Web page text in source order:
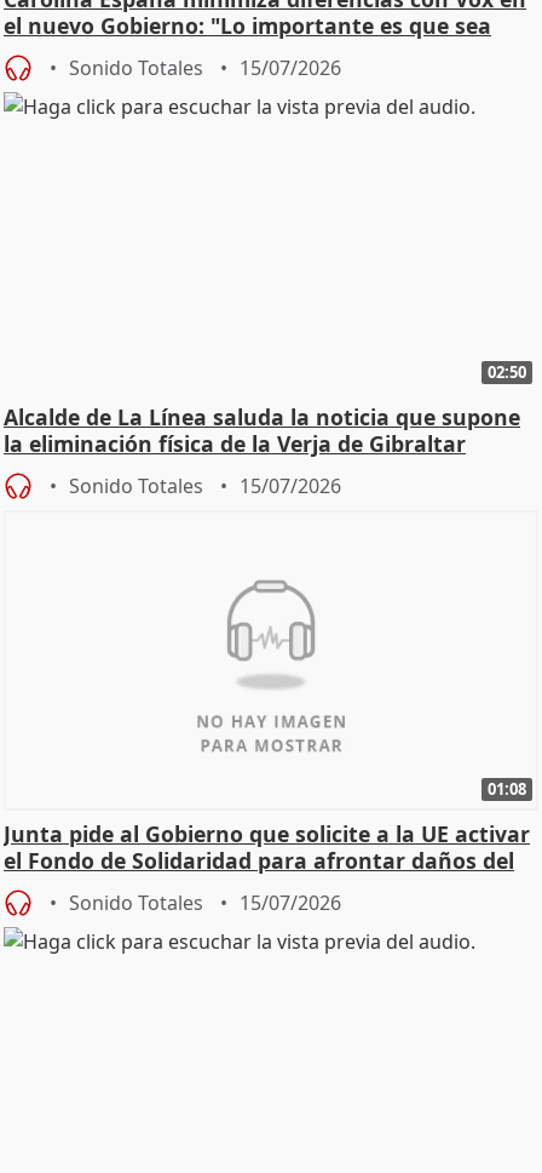
el nuevo Gobierno: "Lo importante es que sea
una leg
Sonido Totales 15/07/2026
02:50
Alcalde de La Línea saluda la noticia que supone
la eliminación física de la Verja de Gibraltar
Sonido Totales 15/07/2026
01:08
Junta pide al Gobierno que solicite a la UE activar
el Fondo de Solidaridad para afrontar daños del
Sonido Totales 15/07/2026